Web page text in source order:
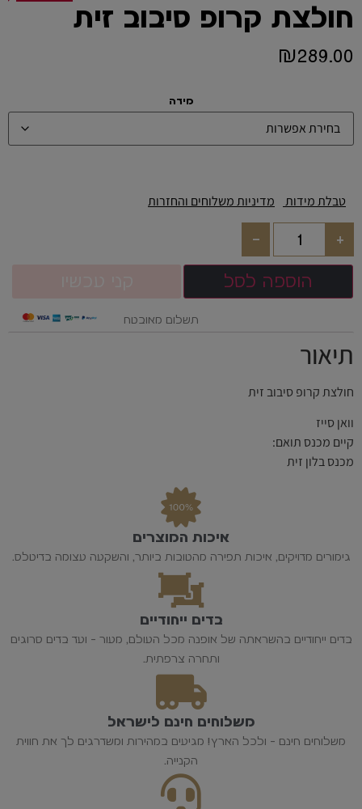
חולצת קרופ סיבוב זית
₪289.00
מידה
טבלת מידות מדיניות משלוחים והחזרות
+
-
הוספה לסל
תשלום מאובטח
תיאור
חולצת קרופ סיבוב זית
וואן סייז
קיים מכנס תואם:
מכנס בלון זית
איכות המוצרים
גימורים מדויקים, איכות תפירה מהטובות ביותר, והשקעה עצומה בדיטלס.
בדים ייחודיים
בדים ייחודיים בהשראתה של אופנה מכל העולם, מעור - ועד בדים סרוגים
ותחרה צרפתית.
משלוחים חינם לישראל
משלוחים חינם - ולכל הארץ! מגיעים במהירות ומשדרגים לך את חווית
הקנייה.